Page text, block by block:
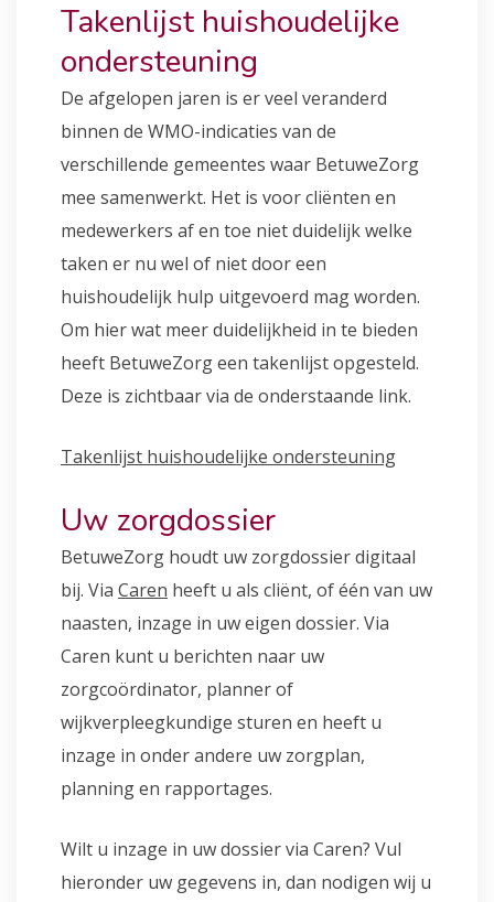
Takenlijst huishoudelijke
ondersteuning
De afgelopen jaren is er veel veranderd
binnen de WMO-indicaties van de
verschillende gemeentes waar BetuweZorg
mee samenwerkt. Het is voor cliënten en
medewerkers af en toe niet duidelijk welke
taken er nu wel of niet door een
huishoudelijk hulp uitgevoerd mag worden.
Om hier wat meer duidelijkheid in te bieden
heeft BetuweZorg een takenlijst opgesteld.
Deze is zichtbaar via de onderstaande link.
Takenlijst huishoudelijke ondersteuning
Uw zorgdossier
BetuweZorg houdt uw zorgdossier digitaal
bij. Via Caren heeft u als cliënt, of één van uw
naasten, inzage in uw eigen dossier. Via
Caren kunt u berichten naar uw
zorgcoördinator, planner of
wijkverpleegkundige sturen en heeft u
inzage in onder andere uw zorgplan,
planning en rapportages.
Wilt u inzage in uw dossier via Caren? Vul
hieronder uw gegevens in, dan nodigen wij u